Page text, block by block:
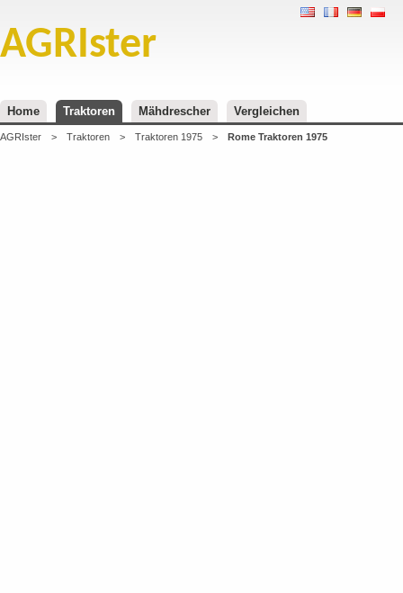
AGRIster
Home Traktoren Mähdrescher Vergleichen
AGRIster > Traktoren > Traktoren 1975 > Rome Traktoren 1975